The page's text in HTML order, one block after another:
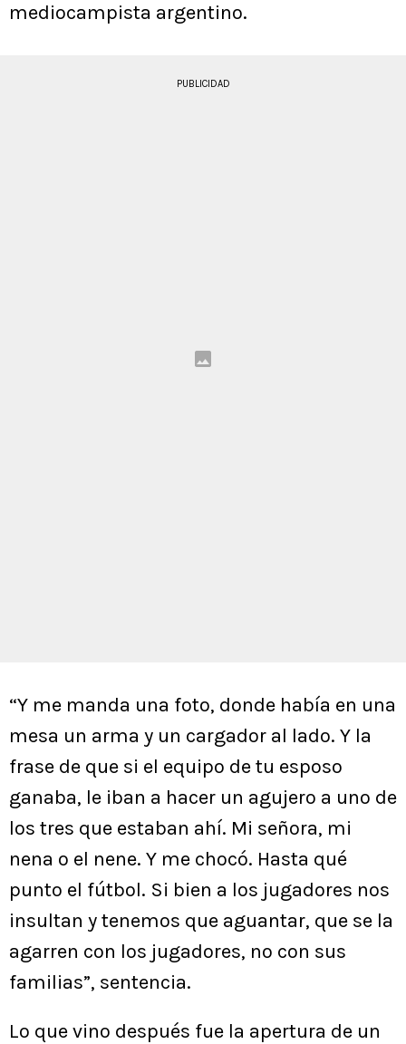
mediocampista argentino.
PUBLICIDAD
“Y me manda una foto, donde había en una
mesa un arma y un cargador al lado. Y la
frase de que si el equipo de tu esposo
ganaba, le iban a hacer un agujero a uno de
los tres que estaban ahí. Mi señora, mi
nena o el nene. Y me chocó. Hasta qué
punto el fútbol. Si bien a los jugadores nos
insultan y tenemos que aguantar, que se la
agarren con los jugadores, no con sus
familias”, sentencia.
Lo que vino después fue la apertura de un